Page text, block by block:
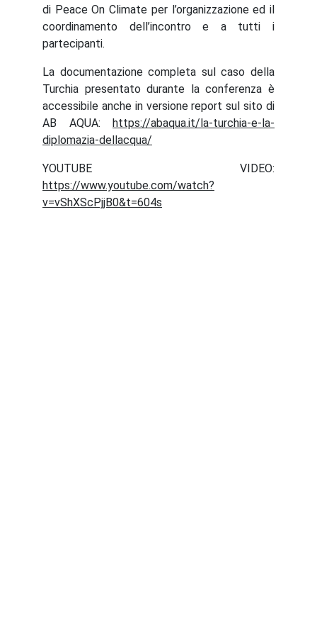
di Peace On Climate per l’organizzazione ed il
coordinamento dell’incontro e a tutti i
partecipanti.
La documentazione completa sul caso della
Turchia presentato durante la conferenza è
accessibile anche in versione report sul sito di
AB AQUA: https://abaqua.it/la-turchia-e-la-
diplomazia-dellacqua/
YOUTUBE VIDEO:
https://www.youtube.com/watch?
v=vShXScPjjB0&t=604s